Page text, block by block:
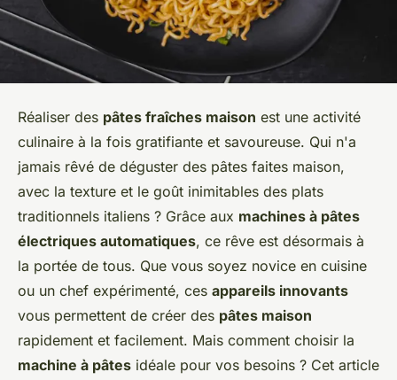
Réaliser des pâtes fraîches maison est une activité
culinaire à la fois gratifiante et savoureuse. Qui n'a
jamais rêvé de déguster des pâtes faites maison,
avec la texture et le goût inimitables des plats
traditionnels italiens ? Grâce aux machines à pâtes
électriques automatiques, ce rêve est désormais à
la portée de tous. Que vous soyez novice en cuisine
ou un chef expérimenté, ces appareils innovants
vous permettent de créer des pâtes maison
rapidement et facilement. Mais comment choisir la
machine à pâtes idéale pour vos besoins ? Cet article